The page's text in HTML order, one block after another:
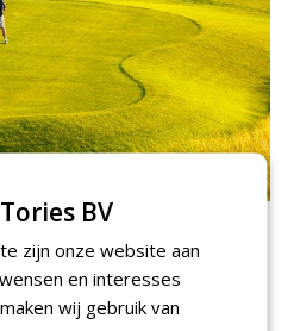
het eerst een middel op de
de hand
18-holes-championship
BV
zijn onze website aan
en interesses
wij gebruik van